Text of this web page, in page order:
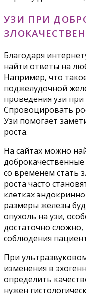
УЗИ ПРИ
Благодаря
найти ответы на
Например, что
поджелудочной
проведения узи
Спровоцировать
Узи помогает
роста.
На сайтах можно
со временем стать
роста часто
клетках
размеры железы
опухоль на узи,
достаточно сложно,
соблюдения
При
изменения в
определить
нужен